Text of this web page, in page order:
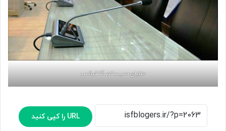
مزایای-سیستم-کنفرانس
URL را کپی کنید